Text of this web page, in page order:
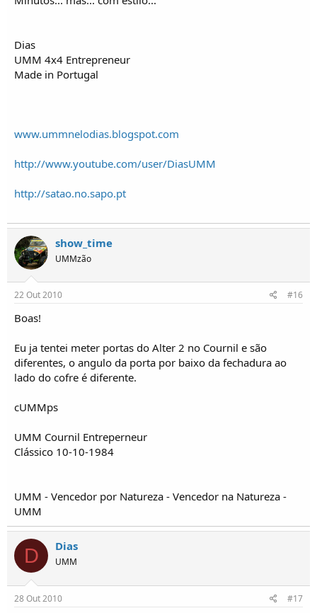
Dias
UMM 4x4 Entrepreneur
Made in Portugal
www.ummnelodias.blogspot.com
http://www.youtube.com/user/DiasUMM
http://satao.no.sapo.pt
show_time
UMMzão
22 Out 2010 #16
Boas!
Eu ja tentei meter portas do Alter 2 no Cournil e são
diferentes, o angulo da porta por baixo da fechadura ao
lado do cofre é diferente.
cUMMps
UMM Cournil Entreperneur
Clássico 10-10-1984
UMM - Vencedor por Natureza - Vencedor na Natureza -
UMM
D Dias
UMM
28 Out 2010 #17